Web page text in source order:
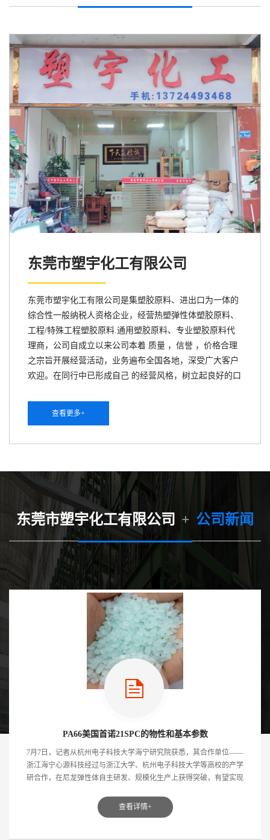
东莞市塑宇化工有限公司
东莞市塑宇化工有限公司是集塑胶原料、进出口为一体的
综合性一般纳税人资格企业，经营热塑弹性体塑胶原料、
工程/特殊工程塑胶原料.通用塑胶原料、专业塑胶原料代
理商，公司自成立以来公司本着 质量 ，信誉 ，价格合理
之宗旨开展经营活动，业务遍布全国各地，深受广大客户
欢迎。在同行中已形成自己 的经营风格，树立起良好的口
、PPA 、PPO 、PPS 、PA6 、PA12、PA66...
查看更多+
东莞市塑宇化工有限公司 + 公司新闻
PA66美国首诺21SPC的物性和基本参数
7月7日，记者从杭州电子科技大学海宁研究院获悉，其合作单位——
浙江海宁心源科技经过与浙江大学、杭州电子科技大学等高校的产学
研合作，在尼龙弹性体自主研发、规模化生产上获得突破，有望实现
查看详情+